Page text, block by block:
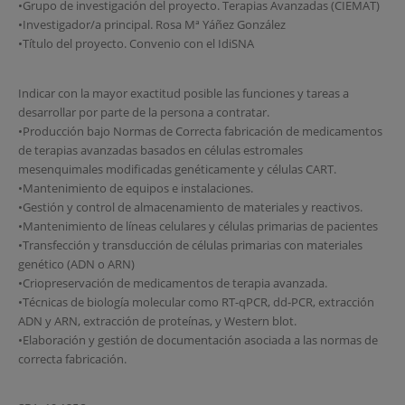
•Grupo de investigación del proyecto. Terapias Avanzadas (CIEMAT)
•Investigador/a principal. Rosa Mª Yáñez González
•Título del proyecto. Convenio con el IdiSNA
Indicar con la mayor exactitud posible las funciones y tareas a
desarrollar por parte de la persona a contratar.
•Producción bajo Normas de Correcta fabricación de medicamentos
de terapias avanzadas basados en células estromales
mesenquimales modificadas genéticamente y células CART.
•Mantenimiento de equipos e instalaciones.
•Gestión y control de almacenamiento de materiales y reactivos.
•Mantenimiento de líneas celulares y células primarias de pacientes
•Transfección y transducción de células primarias con materiales
genético (ADN o ARN)
•Criopreservación de medicamentos de terapia avanzada.
•Técnicas de biología molecular como RT-qPCR, dd-PCR, extracción
ADN y ARN, extracción de proteínas, y Western blot.
•Elaboración y gestión de documentación asociada a las normas de
correcta fabricación.